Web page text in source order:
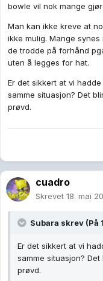
bowle vil nok mange
Man kan ikke kreve at
ikke mulig. Mange
de trodde på forhånd
uten å legges for hat.
Er det sikkert at vi
samme situasjon? Det
prøvd.
cuadro
Skrevet 18. mai
Subara skrev (På
Er det sikkert at vi
samme situasjon?
prøvd.